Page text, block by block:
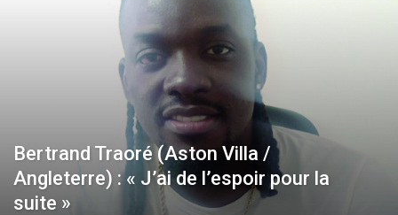
Bertrand Traoré (Aston Villa /
Angleterre) : « J’ai de l’espoir pour la
suite »